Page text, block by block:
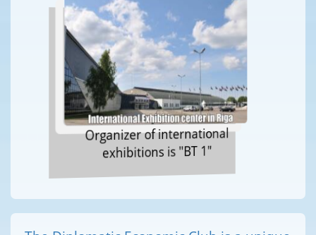
Organizer of international
exhibitions is "BT 1"